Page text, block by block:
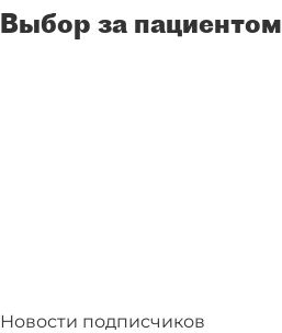
Выбор за пациентом
Новости подписчиков